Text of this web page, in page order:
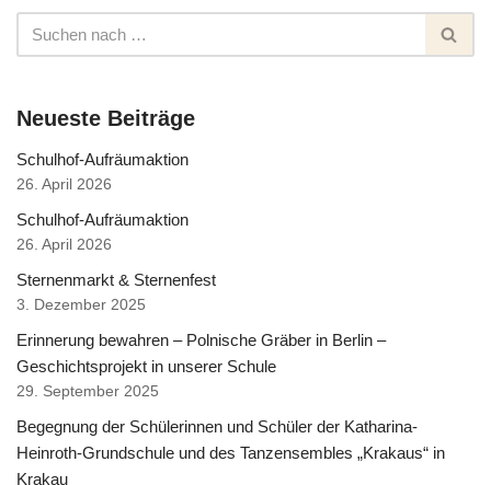
Neueste Beiträge
Schulhof-Aufräumaktion
26. April 2026
Schulhof-Aufräumaktion
26. April 2026
Sternenmarkt & Sternenfest
3. Dezember 2025
Erinnerung bewahren – Polnische Gräber in Berlin –
Geschichtsprojekt in unserer Schule
29. September 2025
Begegnung der Schülerinnen und Schüler der Katharina-
Heinroth-Grundschule und des Tanzensembles „Krakaus“ in
Krakau